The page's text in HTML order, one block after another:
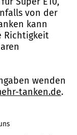
von der
kann
Richtigkeit
wenden
tanken.de.